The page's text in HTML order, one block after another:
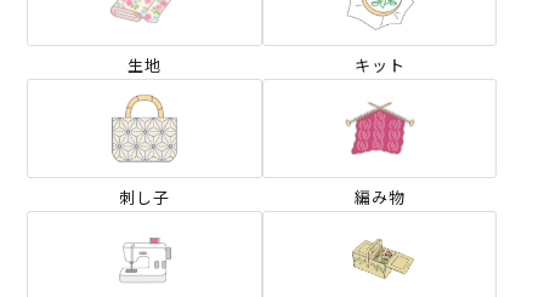
生地 キット
刺し子 編み物